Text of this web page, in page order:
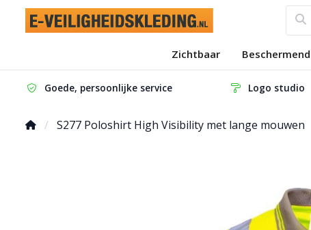
Zichtbaar Beschermend
Goede, persoonlijke service Logo studio
S277 Poloshirt High Visibility met lange mouwen